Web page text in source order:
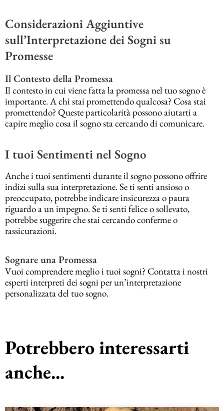
Considerazioni Aggiuntive
sull’Interpretazione dei Sogni su
Promesse
Il Contesto della Promessa
Il contesto in cui viene fatta la promessa nel tuo sogno è
importante. A chi stai promettendo qualcosa? Cosa stai
promettendo? Queste particolarità possono aiutarti a
capire meglio cosa il sogno sta cercando di comunicare.
I tuoi Sentimenti nel Sogno
Anche i tuoi sentimenti durante il sogno possono offrire
indizi sulla sua interpretazione. Se ti senti ansioso o
preoccupato, potrebbe indicare insicurezza o paura
riguardo a un impegno. Se ti senti felice o sollevato,
potrebbe suggerire che stai cercando conferme o
rassicurazioni.
Sognare una Promessa
Vuoi comprendere meglio i tuoi sogni? Contatta i nostri
esperti interpreti dei sogni per un’interpretazione
personalizzata del tuo sogno.
Potrebbero interessarti
anche...